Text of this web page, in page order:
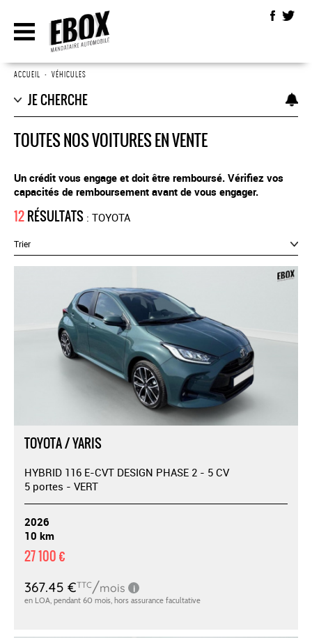
ACCUEIL • VÉHICULES
JE CHERCHE
TOUTES NOS VOITURES EN VENTE
Un crédit vous engage et doit être remboursé. Vérifiez vos
capacités de remboursement avant de vous engager.
12RÉSULTATS : TOYOTA
Trier
TOYOTA / YARIS
HYBRID 116 E-CVT DESIGN PHASE 2 - 5 CV
5 portes - VERT
2026
10 km
27 100 €